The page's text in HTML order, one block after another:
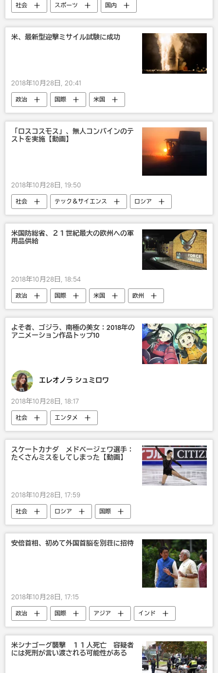
社会 スポーツ
国内
フィギュアスケート
米、最新型迎撃ミサイル試験に成功
2018年10月28日, 20:41
政治 国際
米国
アメリカ軍
武器・兵器
「ロスコスモス」、無人コンバインのテ
ストを実施【動画】
2018年10月28日, 19:50
社会 テック＆サイエンス
ロシア
国際
テクノ
米国防総省、２１世紀最大の欧州への軍
用品供給
2018年10月28日, 18:54
政治 国際 米国
欧州
欧州
NATO
武器・兵器
軍事
よそ者、ゴジラ、南極の美女：2018年の
アニメーション作品トップ10
エレオノラ シュミロワ
2018年10月28日, 18:17
社会
エンタメ
２０１８年の話題を総括
国内
映画
アニメ
おもしろい
かわいい
番付・ランキング
スケートカナダ メドベージェワ選手：
たくさんミスをしてしまった【動画】
2018年10月28日, 17:59
社会 ロシア
国際
スポーツ
カナダ
フィギュアスケート
安倍首相、初めて外国首脳を別荘に招待
2018年10月28日, 17:15
政治 国際 アジア
インド
国内
安倍晋三
米シナゴーグ襲撃 １１人死亡 容疑者
には死刑が言い渡される可能性がある